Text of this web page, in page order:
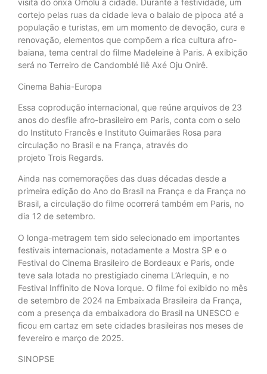
visita do orixá Omolu à cidade. Durante a festividade, um
cortejo pelas ruas da cidade leva o balaio de pipoca até a
população e turistas, em um momento de devoção, cura e
renovação, elementos que compõem a rica cultura afro-
baiana, tema central do filme Madeleine à Paris. A exibição
será no Terreiro de Candomblé Ilê Axé Oju Onirê.
Cinema Bahia-Europa
Essa coprodução internacional, que reúne arquivos de 23
anos do desfile afro-brasileiro em Paris, conta com o selo
do Instituto Francês e Instituto Guimarães Rosa para
circulação no Brasil e na França, através do
projeto Trois Regards.
Ainda nas comemorações das duas décadas desde a
primeira edição do Ano do Brasil na França e da França no
Brasil, a circulação do filme ocorrerá também em Paris, no
dia 12 de setembro.
O longa-metragem tem sido selecionado em importantes
festivais internacionais, notadamente a Mostra SP e o
Festival do Cinema Brasileiro de Bordeaux e Paris, onde
teve sala lotada no prestigiado cinema L’Arlequin, e no
Festival Inffinito de Nova Iorque. O filme foi exibido no mês
de setembro de 2024 na Embaixada Brasileira da França,
com a presença da embaixadora do Brasil na UNESCO e
ficou em cartaz em sete cidades brasileiras nos meses de
fevereiro e março de 2025.
SINOPSE